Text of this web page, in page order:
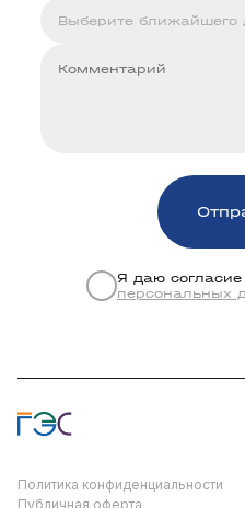
Я даю согласие
персональных
Политика конфиденциальности
Публичная оферта